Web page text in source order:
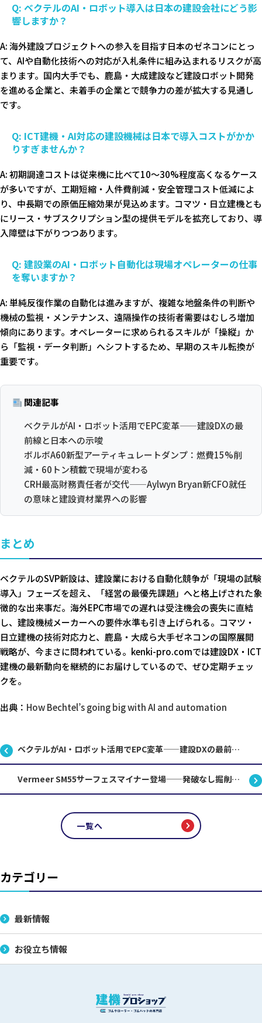
Q: ベクテルのAI・ロボット導入は日本の建設会社にどう影
響しますか？
A: 海外建設プロジェクトへの参入を目指す日本のゼネコンにとっ
て、AIや自動化技術への対応が入札条件に組み込まれるリスクが高
まります。国内大手でも、鹿島・大成建設など建設ロボット開発
を進める企業と、未着手の企業とで競争力の差が拡大する見通し
です。
Q: ICT建機・AI対応の建設機械は日本で導入コストがかか
りすぎませんか？
A: 初期調達コストは従来機に比べて10〜30%程度高くなるケース
が多いですが、工期短縮・人件費削減・安全管理コスト低減によ
り、中長期での原価圧縮効果が見込めます。コマツ・日立建機とも
にリース・サブスクリプション型の提供モデルを拡充しており、導
入障壁は下がりつつあります。
Q: 建設業のAI・ロボット自動化は現場オペレーターの仕事
を奪いますか？
A: 単純反復作業の自動化は進みますが、複雑な地盤条件の判断や
機械の監視・メンテナンス、遠隔操作の技術者需要はむしろ増加
傾向にあります。オペレーターに求められるスキルが「操縦」か
ら「監視・データ判断」へシフトするため、早期のスキル転換が
重要です。
関連記事
ベクテルがAI・ロボット活用でEPC変革——建設DXの最
前線と日本への示唆
ボルボA60新型アーティキュレートダンプ：燃費15%削
減・60トン積載で現場が変わる
CRH最高財務責任者が交代——Aylwyn Bryan新CFO就任
の意味と建設資材業界への影響
まとめ
ベクテルのSVP新設は、建設業における自動化競争が「現場の試験
導入」フェーズを超え、「経営の最優先課題」へと格上げされた象
徴的な出来事だ。海外EPC市場での遅れは受注機会の喪失に直結
し、建設機械メーカーへの要件水準も引き上げられる。コマツ・
日立建機の技術対応力と、鹿島・大成ら大手ゼネコンの国際展開
戦略が、今まさに問われている。kenki-pro.comでは建設DX・ICT
建機の最新動向を継続的にお届けしているので、ぜひ定期チェッ
クを。
出典： How Bechtel’s going big with AI and automation
ベクテルがAI・ロボット活用でEPC変革——建設DXの最前線と日本への示唆
Vermeer SM55サーフェスマイナー登場——発破なし掘削が変える採石・土木工事の現場
一覧へ
カテゴリー
最新情報
お役立ち情報